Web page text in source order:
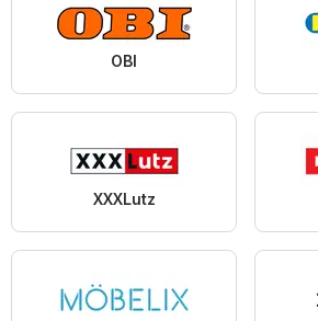
OBI
XXXLutz